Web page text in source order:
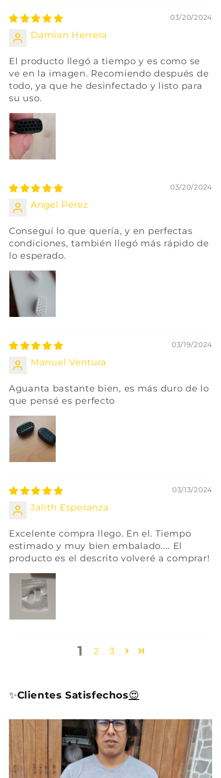
03/20/2024
Damian Herrera
El producto llegó a tiempo y es como se
ve en la imagen. Recomiendo después de
todo, ya que he desinfectado y listo para
su uso.
03/20/2024
Angel Perez
Conseguí lo que quería, y en perfectas
condiciones, también llegó más rápido de
lo esperado.
03/19/2024
Manuel Ventura
Aguanta bastante bien, es más duro de lo
que pensé es perfecto
03/13/2024
Jalith Esperanza
Excelente compra llego. En el. Tiempo
estimado y muy bien embalado.... El
producto es el descrito volveré a comprar!
1 2 3
✨Clientes Satisfechos😍